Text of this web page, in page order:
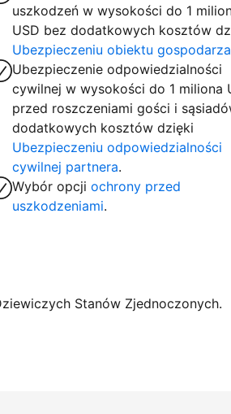
uszkodzeń w wysokości do 1
USD bez dodatkowych kosztów
Ubezpieczeniu obiektu gospodarza
Ubezpieczenie odpowiedzialności
cywilnej w wysokości do 1 miliona
przed roszczeniami gości i
dodatkowych kosztów dzięki
Ubezpieczeniu odpowiedzialności
cywilnej partnera.
Wybór opcjiochrony przed
uszkodzeniami.
Stanów Zjednoczonych.